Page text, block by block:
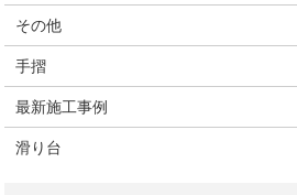
その他
手摺
最新施工事例
滑り台